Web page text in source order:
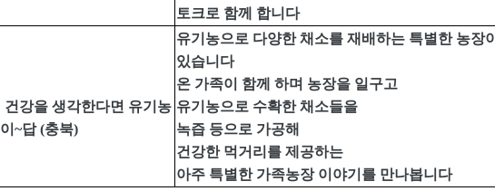
토크로 함께 합니다
건강을 생각한다면 유기농
이~답(충북)
유기농으로 다양한 채소를 재배하는 특별한 농장이
있습니다
온 가족이 함께 하며 농장을 일구고
유기농으로 수확한 채소들을
녹즙 등으로 가공해
건강한 먹거리를 제공하는
아주 특별한 가족농장 이야기를 만나봅니다